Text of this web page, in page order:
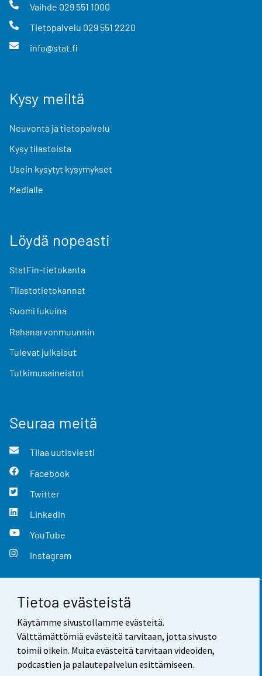
Tietoa evästeistä
Käytämme sivustollamme evästeitä.
Välttämättömiä evästeitä tarvitaan, jotta sivusto
toimii oikein. Muita evästeitä tarvitaan videoiden,
podcastien ja palautepalvelun esittämiseen.
Vaihde 029 551 1000
Tietopalvelu 029 551 2220
info@stat.fi
Kysy meiltä
Neuvonta ja tietopalvelu
Kysy tilastoista
Usein kysytyt kysymykset
Medialle
Löydä nopeasti
StatFin-tietokanta
Tilastotietokannat
Suomi lukuina
Rahanarvonmuunnin
Tulevat julkaisut
Tutkimusaineistot
Seuraa meitä
Tilaa uutisviesti
Facebook
Twitter
LinkedIn
YouTube
Instagram
Yhteystiedot
Palaute
Käyttöehdot